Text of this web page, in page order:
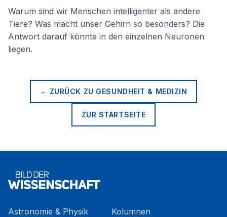
Warum sind wir Menschen intelligenter als andere
Tiere? Was macht unser Gehirn so besonders? Die
Antwort darauf könnte in den einzelnen Neuronen
liegen.
← ZURÜCK ZU GESUNDHEIT & MEDIZIN
ZUR STARTSEITE
Astronomie & Physik
Kolumnen